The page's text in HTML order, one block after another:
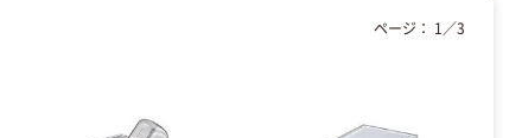
ページ： 1 ／3